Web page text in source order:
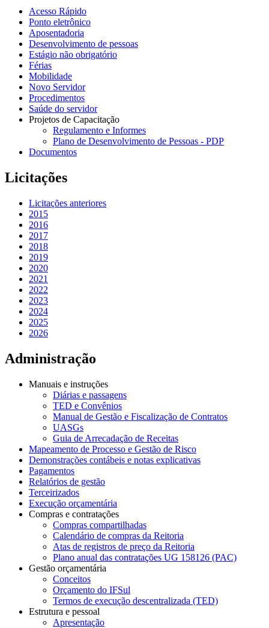
Acesso Rápido
Ponto eletrônico
Aposentadoria
Desenvolvimento de pessoas
Estágio não obrigatório
Férias
Mobilidade
Novo Servidor
Procedimentos
Saúde do servidor
Projetos de Capacitação
Regulamento e Informes
Plano de Desenvolvimento de Pessoas - PDP
Documentos
Licitações
Licitações anteriores
2015
2016
2017
2018
2019
2020
2021
2022
2023
2024
2025
2026
Administração
Manuais e instruções
Diárias e passagens
TED e Convênios
Manual de Gestão e Fiscalização de Contratos
UASGs
Guia de Arrecadação de Receitas
Mapeamento de Processo e Gestão de Risco
Demonstrações contábeis e notas explicativas
Pagamentos
Relatórios de gestão
Terceirizados
Execução orçamentária
Compras e contratações
Compras compartilhadas
Calendário de compras da Reitoria
Atas de registros de preço da Reitoria
Plano anual das contratações UG 158126 (PAC)
Gestão orçamentária
Conceitos
Orçamento do IFSul
Termos de execução descentralizada (TED)
Estrutura e pessoal
Apresentação